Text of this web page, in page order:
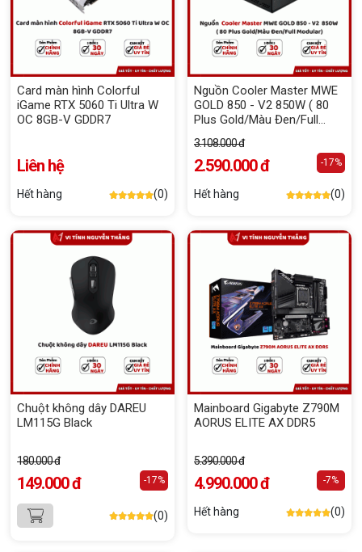
Card màn hình Colorful
iGame RTX 5060 Ti Ultra W
OC 8GB-V GDDR7
Liên hệ
Hết hàng (0)
Nguồn Cooler Master MWE
GOLD 850 - V2 850W ( 80
Plus Gold/Màu Đen/Full
3.108.000 đ
2.590.000 đ -17%
Hết hàng (0)
Chuột không dây DAREU
LM115G Black
180.000 đ
149.000 đ -17%
(0)
Mainboard Gigabyte Z790M
AORUS ELITE AX DDR5
5.390.000 đ
4.990.000 đ -7%
Hết hàng (0)